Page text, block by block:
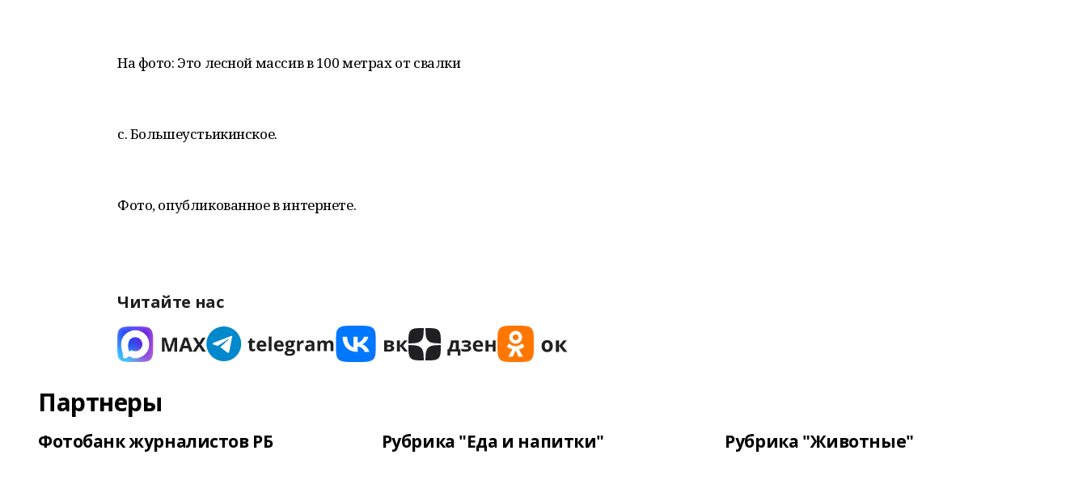
На фото: Это лесной массив в 100 метрах от свалки
с. Большеустьикинское.
Фото, опубликованное в интернете.
Читайте нас
Партнеры
Фотобанк журналистов РБ Рубрика "Еда и напитки" Рубрика "Животные"